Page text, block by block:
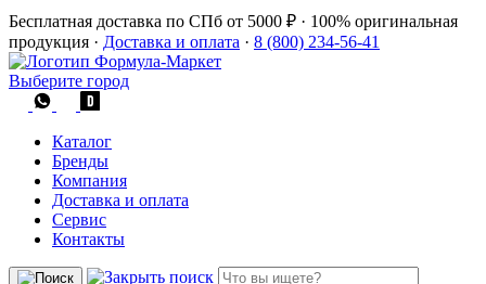
Бесплатная доставка по СПб от 5000 ₽ · 100% оригинальная
продукция · Доставка и оплата · 8 (800) 234-56-41
Выберите город
Каталог
Бренды
Компания
Доставка и оплата
Сервис
Контакты